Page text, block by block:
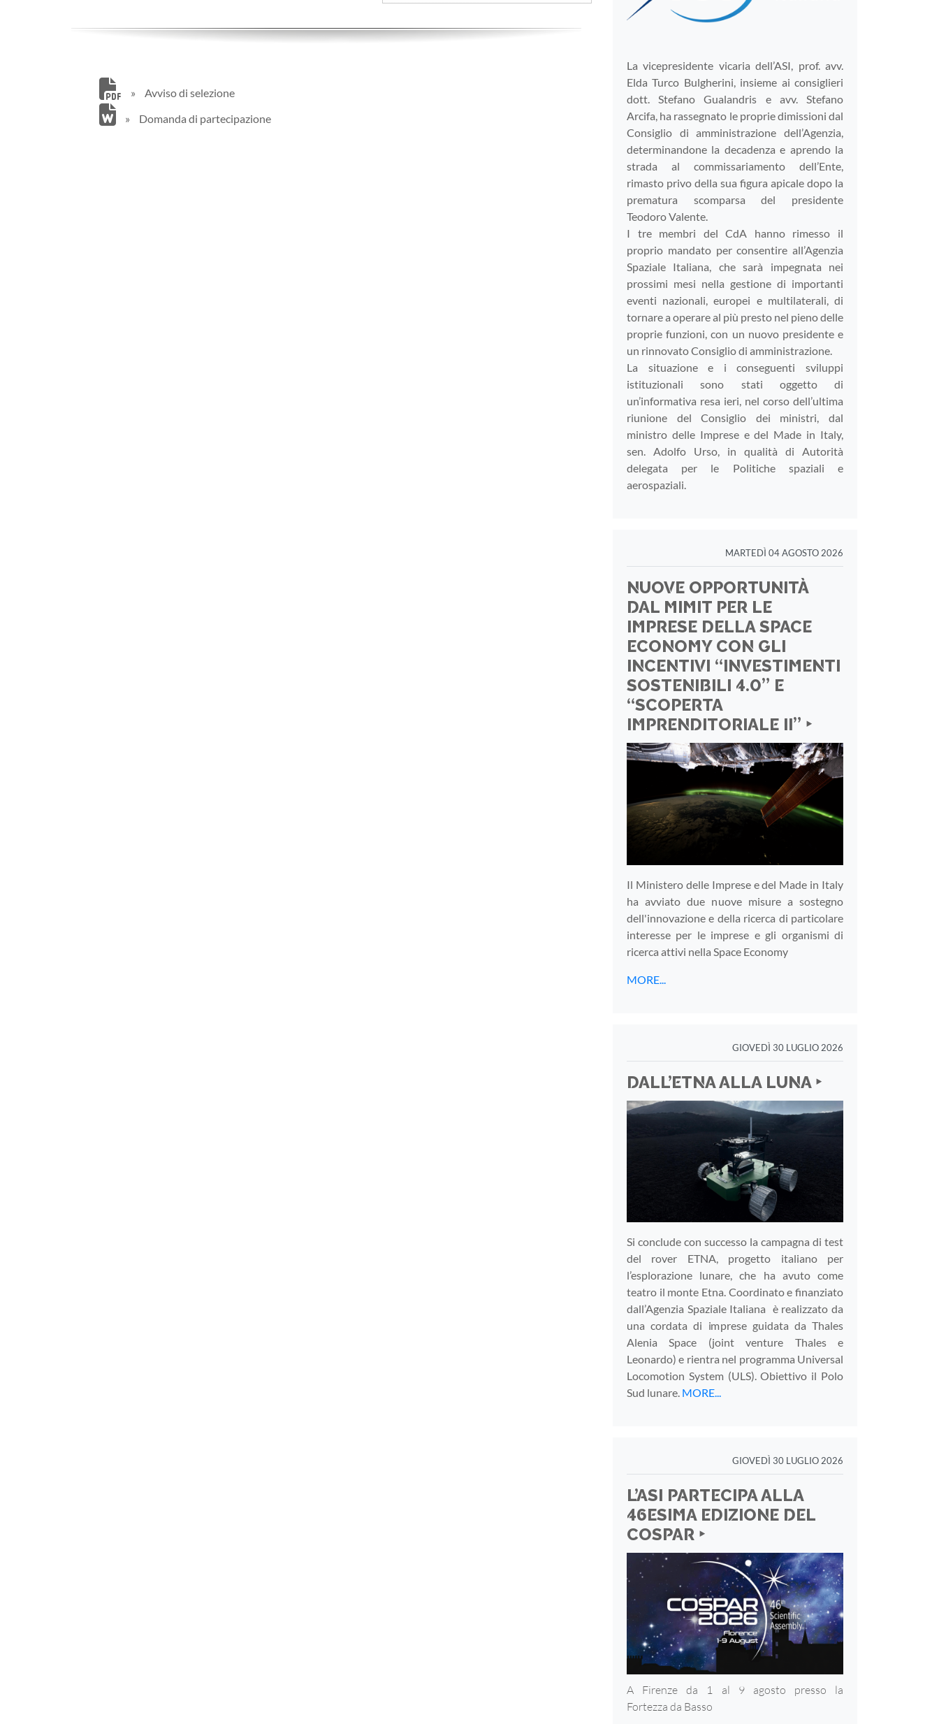
»
Avviso di selezione
»
Domanda di partecipazione
La vicepresidente vicaria dell’ASI, prof. avv.
Elda Turco Bulgherini, insieme ai consiglieri
dott. Stefano Gualandris e avv. Stefano
Arcifa, ha rassegnato le proprie dimissioni dal
Consiglio di amministrazione dell’Agenzia,
determinandone la decadenza e aprendo la
strada al commissariamento dell’Ente,
rimasto privo della sua figura apicale dopo la
prematura scomparsa del presidente
Teodoro Valente.
I tre membri del CdA hanno rimesso il
proprio mandato per consentire all’Agenzia
Spaziale Italiana, che sarà impegnata nei
prossimi mesi nella gestione di importanti
eventi nazionali, europei e multilaterali, di
tornare a operare al più presto nel pieno delle
proprie funzioni, con un nuovo presidente e
un rinnovato Consiglio di amministrazione.
La situazione e i conseguenti sviluppi
istituzionali sono stati oggetto di
un’informativa resa ieri, nel corso dell’ultima
riunione del Consiglio dei ministri, dal
ministro delle Imprese e del Made in Italy,
sen. Adolfo Urso, in qualità di Autorità
delegata per le Politiche spaziali e
aerospaziali.
MARTEDÌ 04 AGOSTO 2026
NUOVE OPPORTUNITÀ
DAL MIMIT PER LE
IMPRESE DELLA SPACE
ECONOMY CON GLI
INCENTIVI “INVESTIMENTI
SOSTENIBILI 4.0” E
“SCOPERTA
IMPRENDITORIALE II” ‣
Il Ministero delle Imprese e del Made in Italy
ha avviato due nuove misure a sostegno
dell'innovazione e della ricerca di particolare
interesse per le imprese e gli organismi di
ricerca attivi nella Space Economy
MORE...
GIOVEDÌ 30 LUGLIO 2026
DALL’ETNA ALLA LUNA ‣
Si conclude con successo la campagna di test
del rover ETNA, progetto italiano per
l’esplorazione lunare, che ha avuto come
teatro il monte Etna. Coordinato e finanziato
dall’Agenzia Spaziale Italiana è realizzato da
una cordata di imprese guidata da Thales
Alenia Space (joint venture Thales e
Leonardo) e rientra nel programma Universal
Locomotion System (ULS). Obiettivo il Polo
Sud lunare. MORE...
GIOVEDÌ 30 LUGLIO 2026
L’ASI PARTECIPA ALLA
46ESIMA EDIZIONE DEL
COSPAR ‣
A Firenze da 1 al 9 agosto presso la
Fortezza da Basso